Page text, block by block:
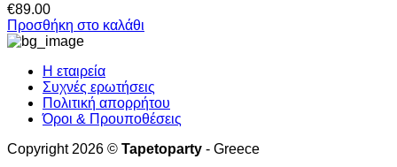
€89.00
Προσθήκη στο καλάθι
Η εταιρεία
Συχνές ερωτήσεις
Πολιτική απορρήτου
Όροι & Προυποθέσεις
Copyright 2026 © Tapetoparty - Greece